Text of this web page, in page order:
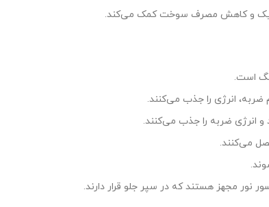
و کاهش مصرف سوخت کمک می‌کند.
است.
انرژی را جذب می‌کنند.
انرژی ضربه را جذب می‌کنند.
می‌کنند.
نور مجهز هستند که در سپر جلو قرار دارند.